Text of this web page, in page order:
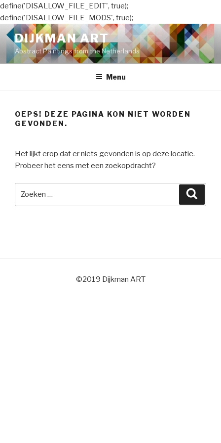
define('DISALLOW_FILE_EDIT', true);
define('DISALLOW_FILE_MODS', true);
Naar
de
inhoud
springen
DIJKMAN ART
Abstract Paintings from the Netherlands
Menu
OEPS! DEZE PAGINA KON NIET WORDEN
GEVONDEN.
Het lijkt erop dat er niets gevonden is op deze locatie.
Probeer het eens met een zoekopdracht?
©2019 Dijkman ART